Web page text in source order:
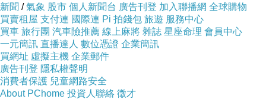
新聞 /氣象 股市 個人新聞台 廣告刊登 加入聯播網 全球購物
買賣租屋 支付連 國際連 Pi 拍錢包 旅遊 服務中心
買車 旅行團 汽車險推薦 線上麻將 雜誌 星座命理 會員中心
一元簡訊 直播達人 數位憑證 企業簡訊
買網址 虛擬主機 企業郵件
廣告刊登 隱私權聲明
消費者保護 兒童網路安全
About PChome 投資人聯絡 徵才